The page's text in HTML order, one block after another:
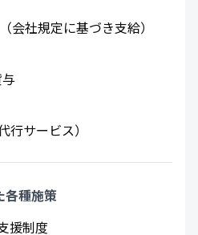
会社規定に基づき支給）
行サービス）
各種施策
援制度